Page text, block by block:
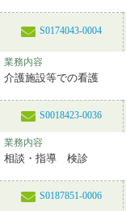
S0174043-0004
業務内容
介護施設等での看護
S0018423-0036
業務内容
相談・指導 検診
S0187851-0006